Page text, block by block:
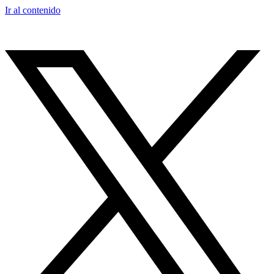
Ir al contenido